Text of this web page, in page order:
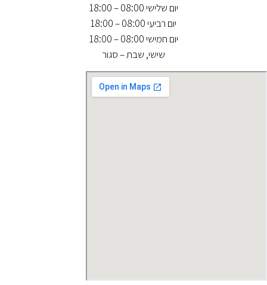
יום שלישי 08:00 – 18:00
יום רביעי 08:00 – 18:00
יום חמישי 08:00 – 18:00
שישי, שבת – סגור